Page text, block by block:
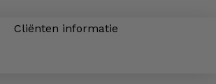
Cliënten informatie